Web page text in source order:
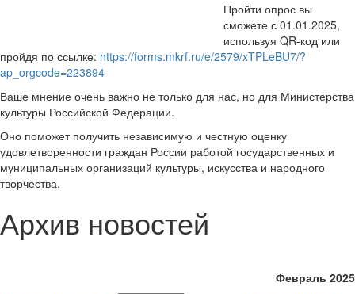
Пройти опрос вы
сможете с 01.01.2025,
используя QR-код или
пройдя по ссылке: https://forms.mkrf.ru/e/2579/xTPLeBU7/?
ap_orgcode=223894
Ваше мнение очень важно не только для нас, но для Министерства
культуры Российской Федерации.
Оно поможет получить независимую и честную оценку
удовлетворенности граждан России работой государственных и
муниципальных организаций культуры, искусства и народного
творчества.
Архив новостей
Февраль 2025